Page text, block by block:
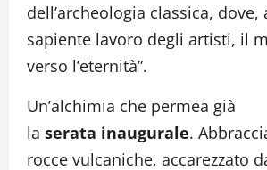
dell’archeologia classica, dove,
sapiente lavoro degli artisti, il
verso l’eternità”.
Un’alchimia che permea già
la serata inaugurale.
rocce vulcaniche, accarezzato